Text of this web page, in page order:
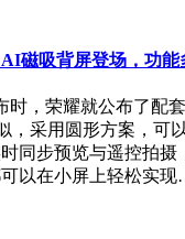
磁吸背屏登场，功能
时，荣耀就公布了配
，采用圆形方案，可
同步预览与遥控拍摄
以在小屏上轻松实